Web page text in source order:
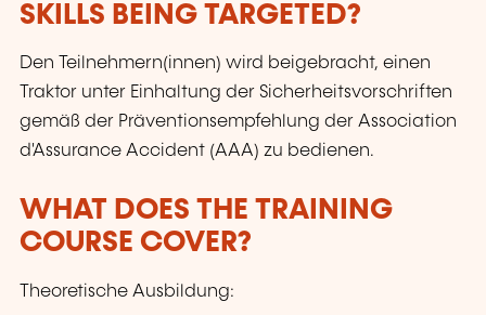
SKILLS BEING TARGETED?
Den Teilnehmern(innen) wird beigebracht, einen
Traktor unter Einhaltung der Sicherheitsvorschriften
gemäß der Präventionsempfehlung der Association
d'Assurance Accident (AAA) zu bedienen.
WHAT DOES THE TRAINING
COURSE COVER?
Theoretische Ausbildung: